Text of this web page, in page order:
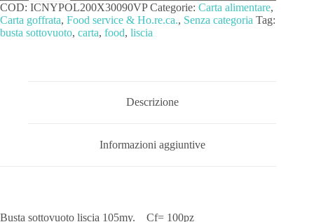
COD: ICNYPOL200X30090VP Categorie: Carta alimentare,
Carta goffrata, Food service & Ho.re.ca., Senza categoria Tag:
busta sottovuoto, carta, food, liscia
Descrizione
Informazioni aggiuntive
Busta sottovuoto liscia 105my. Cf= 100pz